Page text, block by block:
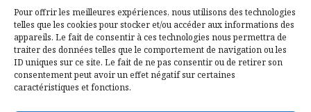
Pour offrir les meilleures expériences, nous utilisons des technologies
telles que les cookies pour stocker et/ou accéder aux informations des
appareils. Le fait de consentir à ces technologies nous permettra de
traiter des données telles que le comportement de navigation ou les
ID uniques sur ce site. Le fait de ne pas consentir ou de retirer son
consentement peut avoir un effet négatif sur certaines
caractéristiques et fonctions.
Contactez-nous
Mentions légales